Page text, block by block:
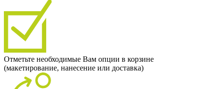
Отметьте необходимые Вам опции в корзине
(макетирование, нанесение или доставка)